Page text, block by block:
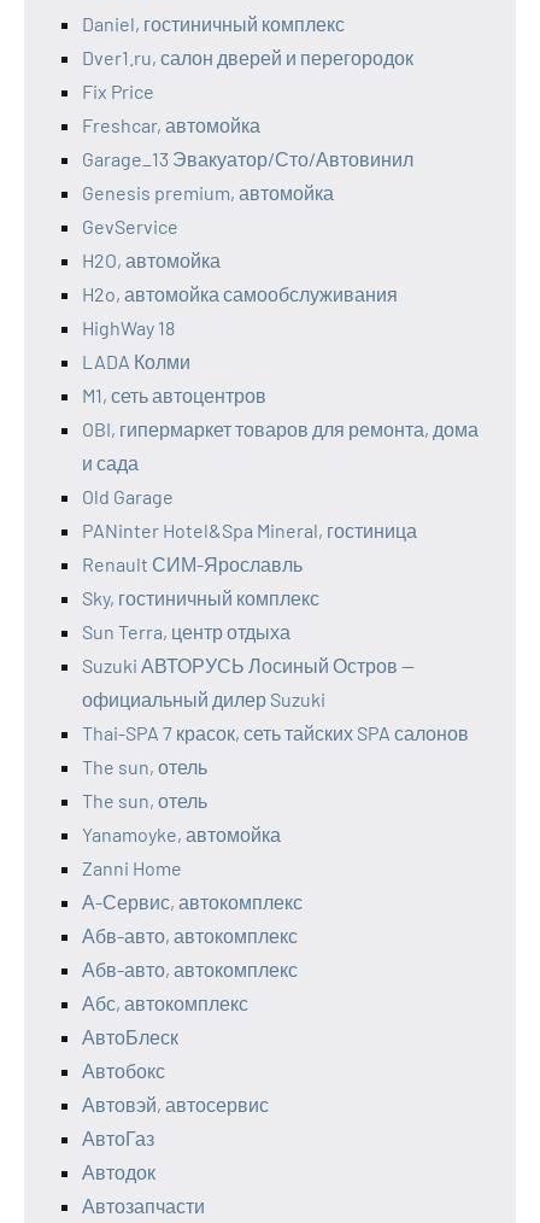
Daniel, гостиничный комплекс
Dver1.ru, салон дверей и перегородок
Fix Price
Freshcar, автомойка
Garage_13 Эвакуатор/Сто/Автовинил
Genesis premium, автомойка
GevService
H2O, автомойка
H2o, автомойка самообслуживания
HighWay 18
LADA Колми
M1, сеть автоцентров
OBI, гипермаркет товаров для ремонта, дома
и сада
Old Garage
PANinter Hotel&Spa Mineral, гостиница
Renault СИМ-Ярославль
Sky, гостиничный комплекс
Sun Terra, центр отдыха
Suzuki АВТОРУСЬ Лосиный Остров —
официальный дилер Suzuki
Thai-SPA 7 красок, сеть тайских SPA салонов
The sun, отель
The sun, отель
Yanamoyke, автомойка
Zanni Home
А-Сервис, автокомплекс
Абв-авто, автокомплекс
Абв-авто, автокомплекс
Абс, автокомплекс
АвтоБлеск
Автобокс
Автовэй, автосервис
АвтоГаз
Автодок
Автозапчасти